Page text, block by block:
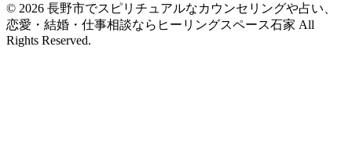
© 2026 長野市でスピリチュアルなカウンセリングや占い、
恋愛・結婚・仕事相談ならヒーリングスペース石家 All
Rights Reserved.